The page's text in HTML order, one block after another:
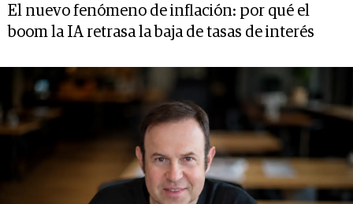
El nuevo fenómeno de inflación: por qué el
boom la IA retrasa la baja de tasas de interés